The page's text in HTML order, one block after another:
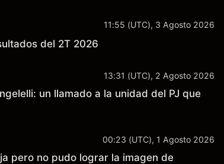
11:55 (UTC), 3 Agosto 2026
del 2T 2026
13:31 (UTC), 2 Agosto 2026
un llamado a la unidad del PJ que
00:23 (UTC), 1 Agosto 2026
pero no pudo lograr la imagen de